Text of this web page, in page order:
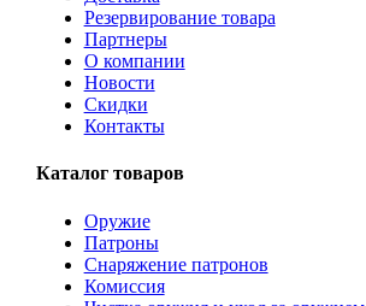
Резервирование товара
Партнеры
О компании
Новости
Скидки
Контакты
Каталог товаров
Оружие
Патроны
Снаряжение патронов
Комиссия